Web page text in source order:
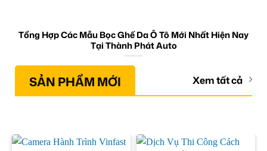
Tổng Hợp Các Mẫu Bọc Ghế Da Ô Tô Mới Nhất Hiện Nay
Tại Thành Phát Auto
SẢN PHẨM MỚI Xem tất cả